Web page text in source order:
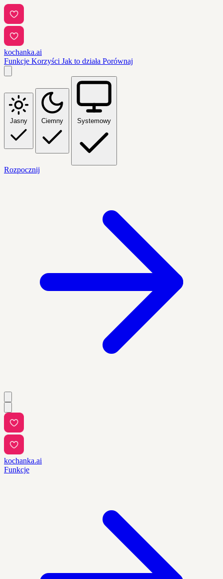
kochanka.ai
Funkcje Korzyści Jak to działa Porównaj
Jasny Ciemny Systemowy
Rozpocznij
kochanka.ai
Funkcje